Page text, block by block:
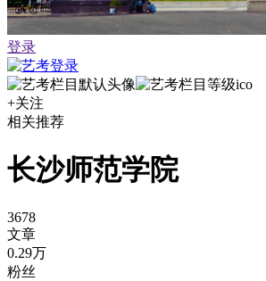
登录
+关注
相关推荐
长沙师范学院
3678
文章
0.29万
粉丝